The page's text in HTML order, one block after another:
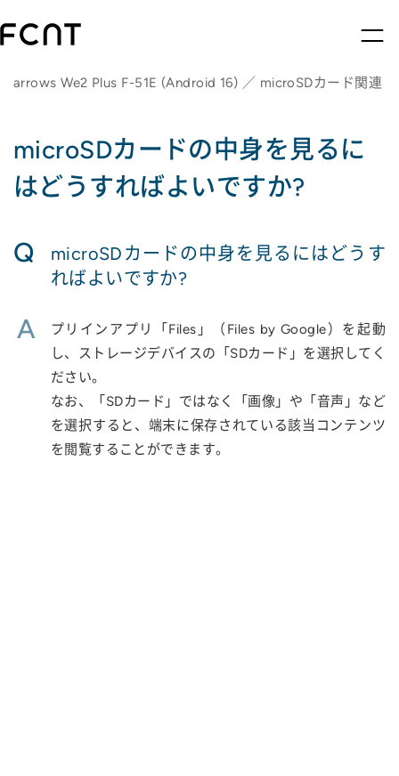
arrows We2 Plus F-51E (Android 16) ／ microSDカード関連
microSDカードの中身を見るに
はどうすればよいですか?
Q
microSDカードの中身を見るにはどうす
ればよいですか?
A
プリインアプリ「Files」（Files by Google）を起動
し、ストレージデバイスの「SDカード」を選択してく
ださい。
なお、「SDカード」ではなく「画像」や「音声」など
を選択すると、端末に保存されている該当コンテンツ
を閲覧することができます。